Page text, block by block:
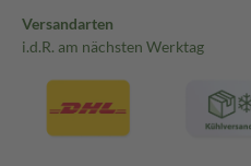
Versandarten
i.d.R. am nächsten Werktag